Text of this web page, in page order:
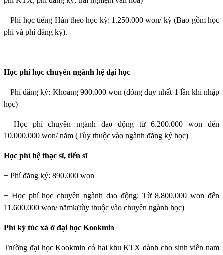
+ Phí học tiếng Hàn theo học kỳ: 1.250.000 won/ kỳ (Bao gồm học
phí và phí đăng ký).
Học phí học chuyên ngành hệ đại học
+ Phí đăng ký: Khoảng 900.000 won (đóng duy nhất 1 lần khi nhập
học)
+ Học phí chuyên ngành dao động từ 6.200.000 won đến
10.000.000 won/ năm (Tùy thuộc vào ngành đăng ký học)
Học phí hệ thạc sĩ, tiến sĩ
+ Phí đăng ký: 890.000 won
+ Học phí học chuyên ngành dao động: Từ 8.800.000 won đến
11.600.000 won/ nămk(tùy thuộc vào chuyên ngành học)
Phí ký túc xá ở đại học Kookmin
Trường đại học Kookmin có hai khu KTX dành cho sinh viên nam